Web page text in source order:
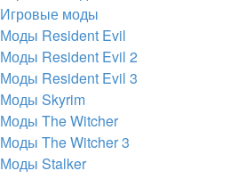
Игровые моды
Моды Resident Evil
Моды Resident Evil 2
Моды Resident Evil 3
Моды Skyrim
Моды The Witcher
Моды The Witcher 3
Моды Stalker